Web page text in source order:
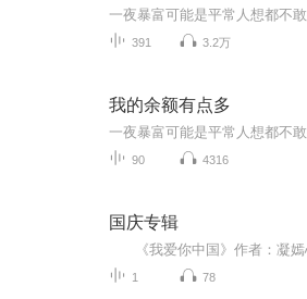
391 3.2万
我的余额有点多
90 4316
国庆专辑
1 78